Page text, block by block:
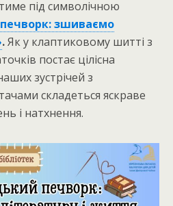
під символічною
зшиваємо
.Як у клаптиковому шитті з
постає цілісна
зустрічей з
складеться яскраве
і натхнення.